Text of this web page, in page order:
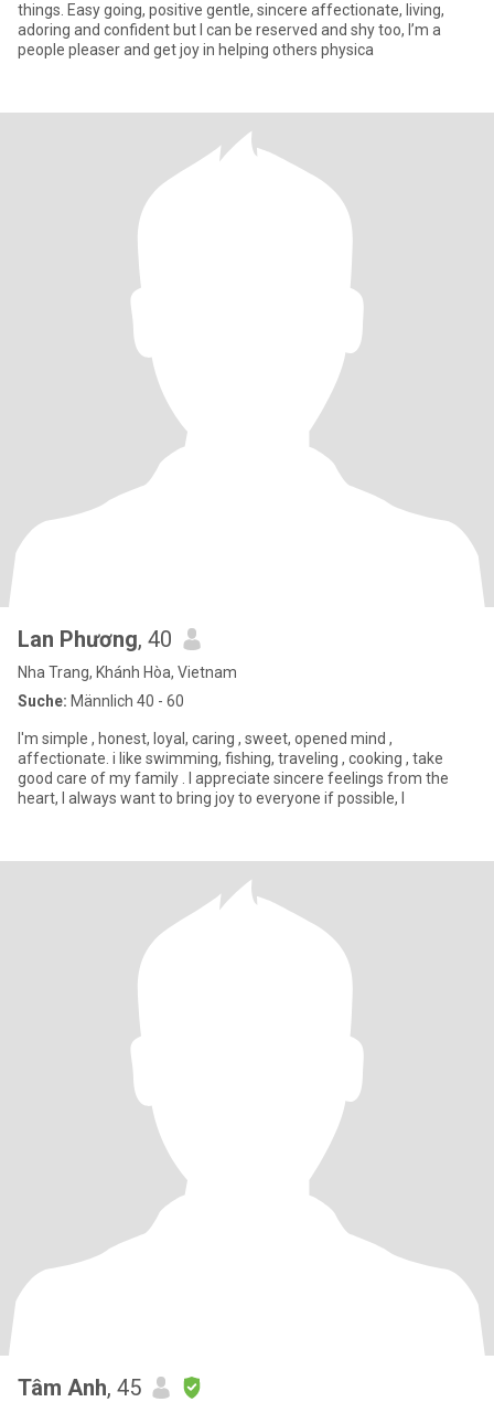
things. Easy going, positive gentle, sincere affectionate, living,
adoring and confident but I can be reserved and shy too, I’m a
people pleaser and get joy in helping others physica
Lan Phương, 40
Nha Trang, Khánh Hòa, Vietnam
Suche: Männlich 40 - 60
I'm simple , honest, loyal, caring , sweet, opened mind ,
affectionate. i like swimming, fishing, traveling , cooking , take
good care of my family . I appreciate sincere feelings from the
heart, I always want to bring joy to everyone if possible, I
Tâm Anh, 45